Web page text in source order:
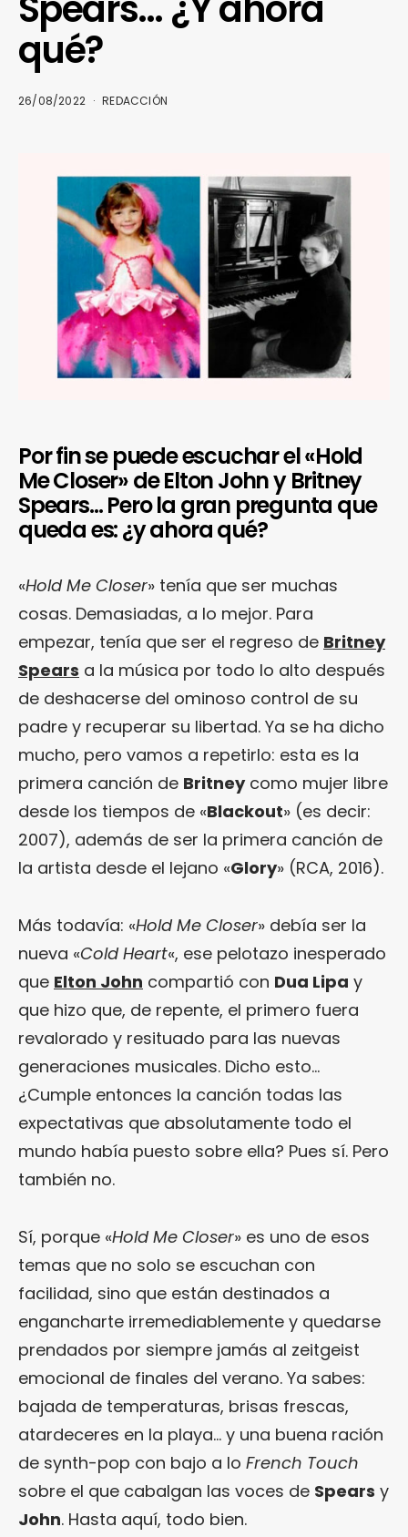
qué?
26/08/2022 REDACCIÓN
Por fin se puede escuchar el «Hold
Me Closer» de Elton John y Britney
Spears… Pero la gran pregunta que
queda es: ¿y ahora qué?
«Hold Me Closer» tenía que ser muchas
cosas. Demasiadas, a lo mejor. Para
empezar, tenía que ser el regreso de Britney
Spears a la música por todo lo alto después
de deshacerse del ominoso control de su
padre y recuperar su libertad. Ya se ha dicho
mucho, pero vamos a repetirlo: esta es la
primera canción de Britneycomo mujer libre
desde los tiempos de «Blackout» (es decir:
2007), además de ser la primera canción de
la artista desde el lejano «Glory» (RCA, 2016).
Más todavía: «Hold Me Closer» debía ser la
nueva «Cold Heart«, ese pelotazo inesperado
que Elton John compartió con Dua Lipa y
que hizo que, de repente, el primero fuera
revalorado y resituado para las nuevas
generaciones musicales. Dicho esto…
¿Cumple entonces la canción todas las
expectativas que absolutamente todo el
mundo había puesto sobre ella? Pues sí. Pero
también no.
Sí, porque «Hold Me Closer» es uno de esos
temas que no solo se escuchan con
facilidad, sino que están destinados a
engancharte irremediablemente y quedarse
prendados por siempre jamás al zeitgeist
emocional de finales del verano. Ya sabes:
bajada de temperaturas, brisas frescas,
atardeceres en la playa… y una buena ración
de synth-pop con bajo a lo French Touch
sobre el que cabalgan las voces de Spears y
John. Hasta aquí, todo bien.